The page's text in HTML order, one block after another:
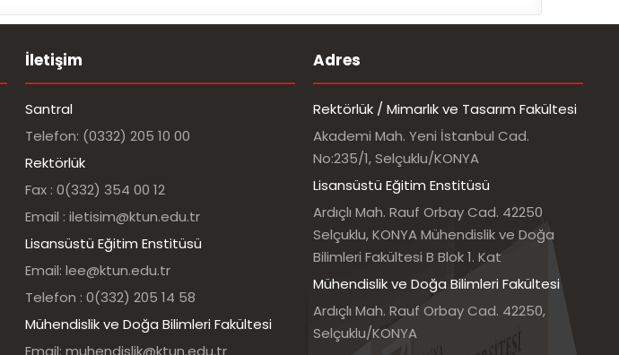
İletişim
Santral
Telefon: (0332) 205 10 00
Rektörlük
Fax : 0(332) 354 00 12
Email : iletisim@ktun.edu.tr
Lisansüstü Eğitim Enstitüsü
Email: lee@ktun.edu.tr
Telefon : 0(332) 205 14 58
Mühendislik ve Doğa Bilimleri Fakültesi
Email: muhendislik@ktun.edu.tr
Adres
Rektörlük / Mimarlık ve Tasarım Fakültesi
Akademi Mah. Yeni İstanbul Cad.
No:235/1, Selçuklu/KONYA
Lisansüstü Eğitim Enstitüsü
Ardıçlı Mah. Rauf Orbay Cad. 42250
Selçuklu, KONYA Mühendislik ve Doğa
Bilimleri Fakültesi B Blok 1. Kat
Mühendislik ve Doğa Bilimleri Fakültesi
Ardıçlı Mah. Rauf Orbay Cad. 42250,
Selçuklu/KONYA